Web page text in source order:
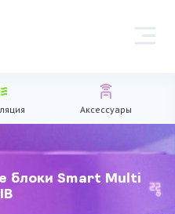
Аксессуары
блоки Smart Multi